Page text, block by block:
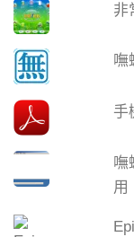
非
嘸
手
嘸
用